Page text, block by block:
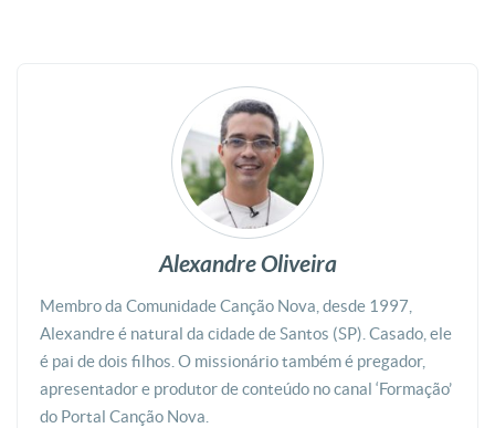
Alexandre Oliveira
Membro da Comunidade Canção Nova, desde 1997,
Alexandre é natural da cidade de Santos (SP). Casado, ele
é pai de dois filhos. O missionário também é pregador,
apresentador e produtor de conteúdo no canal ‘Formação’
do Portal Canção Nova.